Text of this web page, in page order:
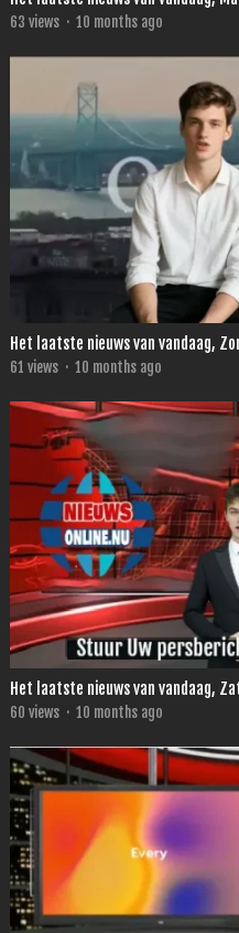
63 views · 10 months ago
Het laatste nieuws van vandaag,
61 views · 10 months ago
Het laatste nieuws van vandaag,
60 views · 10 months ago